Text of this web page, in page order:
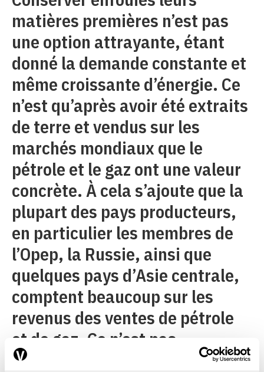
matières premières n’est pas
une option attrayante, étant
donné la demande constante et
même croissante d’énergie. Ce
n’est qu’après avoir été extraits
de terre et vendus sur les
marchés mondiaux que le
pétrole et le gaz ont une valeur
concrète. À cela s’ajoute que la
plupart des pays producteurs,
en particulier les membres de
l’Opep, la Russie, ainsi que
quelques pays d’Asie centrale,
comptent beaucoup sur les
revenus des ventes de pétrole
et de gaz. Ce n’est pas
seulement pour nous, mais bien